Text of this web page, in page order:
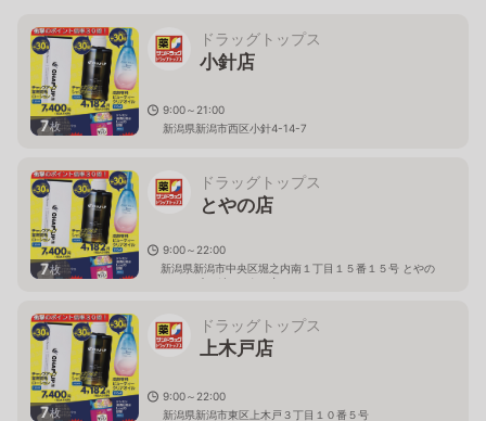
7枚
ドラッグトップス
小針店
9:00～21:00
新潟県新潟市西区小針4-14-7
7枚
ドラッグトップス
とやの店
9:00～22:00
新潟県新潟市中央区堀之内南１丁目１５番１５号 とやの
ショッピングセンター内
7枚
ドラッグトップス
上木戸店
9:00～22:00
新潟県新潟市東区上木戸３丁目１０番５号